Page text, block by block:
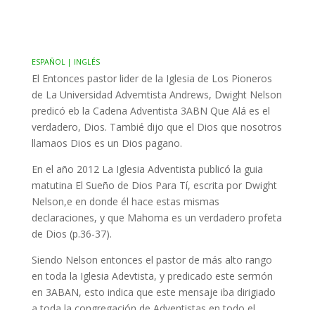
ESPAÑOL | INGLÉS
El Entonces pastor lider de la Iglesia de Los Pioneros
de La Universidad Advemtista Andrews, Dwight Nelson
predicó eb la Cadena Adventista 3ABN Que Alá es el
verdadero, Dios. Tambié dijo que el Dios que nosotros
llamaos Dios es un Dios pagano.
En el año 2012 La Iglesia Adventista publicó la guia
matutina El Sueño de Dios Para Tí, escrita por Dwight
Nelson,e en donde él hace estas mismas
declaraciones, y que Mahoma es un verdadero profeta
de Dios (p.36-37).
Siendo Nelson entonces el pastor de más alto rango
en toda la Iglesia Adevtista, y predicado este sermón
en 3ABAN, esto indica que este mensaje iba dirigiado